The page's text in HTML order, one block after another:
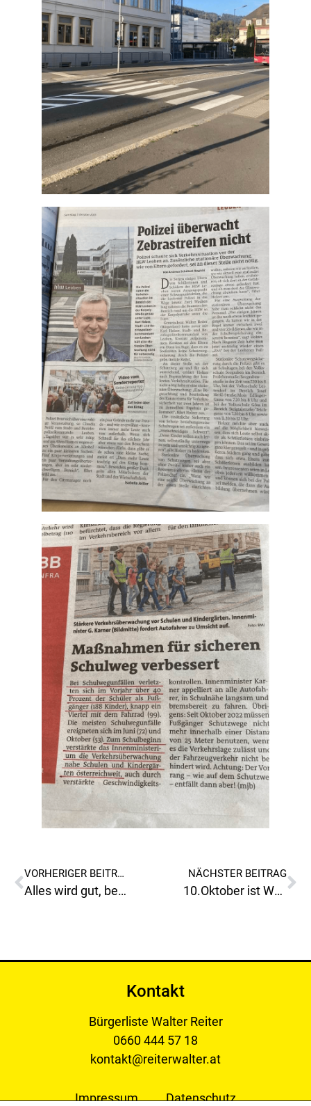
VORHERIGER BEITRAG
Alles wird gut, beim Billa Donawitz und Billa Plus in Leitendorf, kommt wieder ein Bankomat!
NÄCHSTER BEITRAG
10.Oktober ist Welthundetag, „Wer keine Tiere mag, der mag auch keine Menschen“?!
Kontakt
Bürgerliste Walter Reiter
0660 444 57 18
kontakt@reiterwalter.at
Impressum Datenschutz